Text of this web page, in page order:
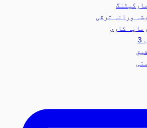
ورانہ ترقی
کاری